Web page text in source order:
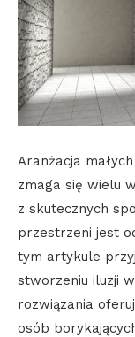
Aranżacja
zmaga się wielu
z skutecznych
przestrzeni jest
tym artykule
stworzeniu iluzji
rozwiązania
osób